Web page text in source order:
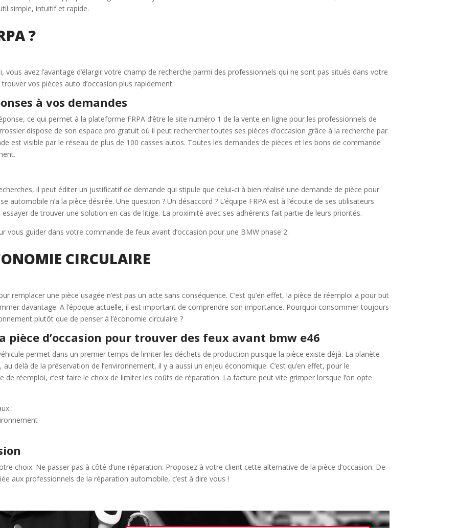
simple, intuitif et rapide.
?
vous avez l’avantage d’élargir votre champ de recherche parmi des professionnels qui ne sont pas situés dans votre
vos pièces auto d’occasion plus rapidement.
à vos demandes
ce qui permet à la plateforme FRPA d’être le site numéro 1 de la vente en ligne pour les professionnels de
dispose de son espace pro gratuit où il peut rechercher toutes ses pièces d’occasion grâce à la recherche par
est visible par le réseau de plus de 100 casses autos. Toutes les demandes de pièces et les bons de commande
il peut éditer un justificatif de demande qui stipule que celui-ci à bien réalisé une demande de pièce pour
automobile n’a la pièce désirée. Une question ? Un désaccord ? L’équipe FRPA est à l’écoute de ses utilisateurs
de trouver une solution en cas de litige. La proximité avec ses adhérents fait partie de leurs priorités.
vous guider dans votre commande de feux avant d’occasion pour une BMW phase 2.
CIRCULAIRE
remplacer une pièce usagée n’est pas un acte sans conséquence. C’est qu’en effet, la pièce de réemploi a pour but
davantage. A l’époque actuelle, il est important de comprendre son importance. Pourquoi consommer toujours
plutôt que de penser à l’économie circulaire ?
pièce d’occasion pour trouver des feux avant bmw e46
permet dans un premier temps de limiter les déchets de production puisque la pièce existe déjà. La planète
delà de la préservation de l’environnement, il y a aussi un enjeu économique. C’est qu’en effet, pour le
réemploi, c’est faire le choix de limiter les coûts de réparation. La facture peut vite grimper lorsque l’on opte
:
choix. Ne passer pas à côté d’une réparation. Proposez à votre client cette alternative de la pièce d’occasion. De
aux professionnels de la réparation automobile, c’est à dire vous !